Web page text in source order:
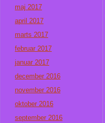
maj 2017
april 2017
marts 2017
februar 2017
januar 2017
december 2016
november 2016
oktober 2016
september 2016